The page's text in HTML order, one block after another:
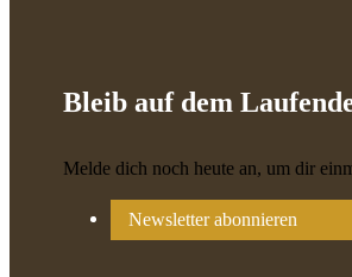
Bleib auf dem
Melde dich noch heute an, um dir
Newsletter abonnieren